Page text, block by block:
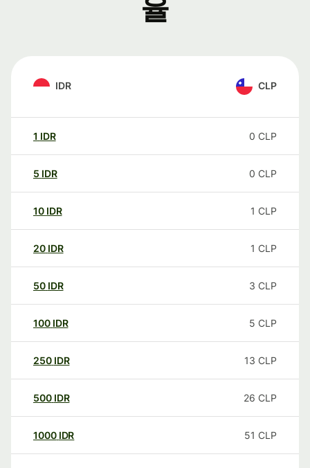
율
IDR CLP
1 IDR 0 CLP
5 IDR 0 CLP
10 IDR 1 CLP
20 IDR 1 CLP
50 IDR 3 CLP
100 IDR 5 CLP
250 IDR 13 CLP
500 IDR 26 CLP
1000 IDR 51 CLP